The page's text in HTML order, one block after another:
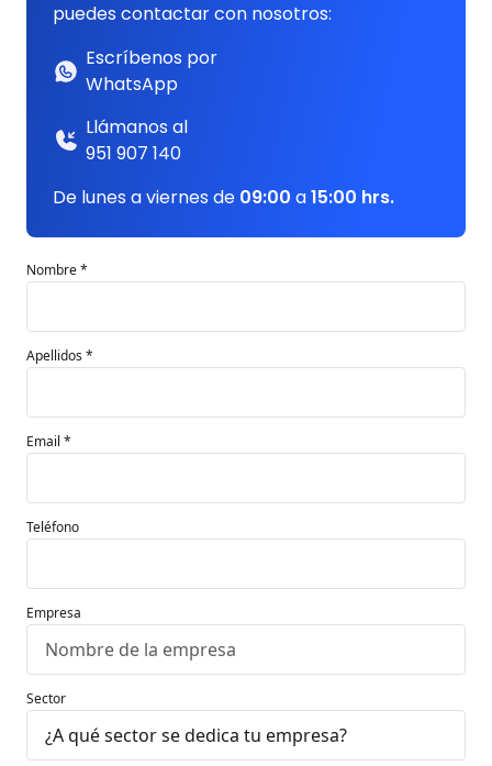
puedes contactar con nosotros:
Escríbenos por
WhatsApp
Llámanos al
951 907 140
De lunes a viernes de 09:00 a15:00 hrs.
Nombre *
Apellidos *
Email *
Teléfono
Empresa
Sector